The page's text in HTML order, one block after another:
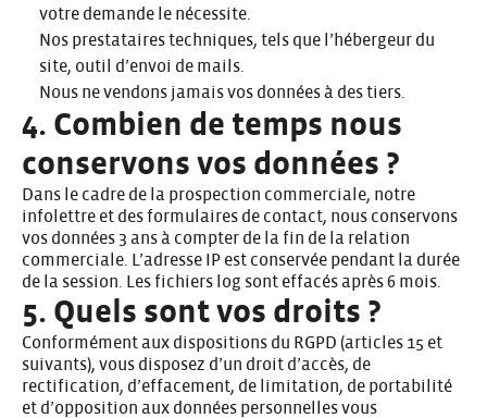
votre demande le nécessite.
Nos prestataires techniques, tels que l’hébergeur du
site, outil d’envoi de mails.
Nous ne vendons jamais vos données à des tiers.
4. Combien de temps nous
conservons vos données ?
Dans le cadre de la prospection commerciale, notre
infolettre et des formulaires de contact, nous conservons
vos données 3 ans à compter de la fin de la relation
commerciale. L’adresse IP est conservée pendant la durée
de la session. Les fichiers log sont effacés après 6 mois.
5. Quels sont vos droits ?
Conformément aux dispositions du RGPD (articles 15 et
suivants), vous disposez d’un droit d’accès, de
rectification, d’effacement, de limitation, de portabilité
et d’opposition aux données personnelles vous